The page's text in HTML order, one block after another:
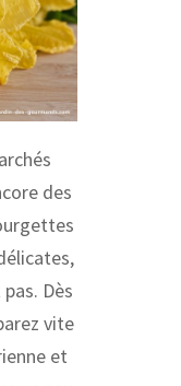
des
Dès
vite
et